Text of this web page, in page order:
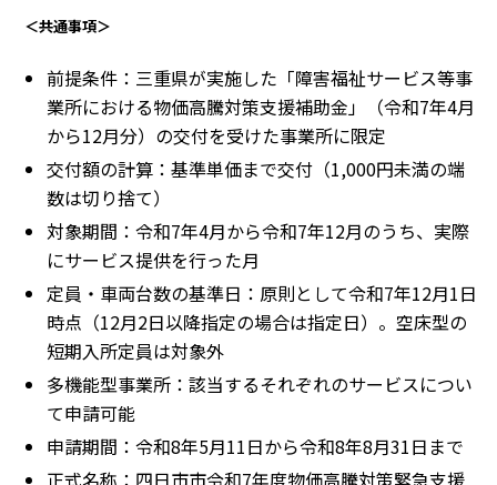
＜共通事項＞
前提条件：三重県が実施した「障害福祉サービス等事
業所における物価高騰対策支援補助金」（令和7年4月
から12月分）の交付を受けた事業所に限定
交付額の計算：基準単価まで交付（1,000円未満の端
数は切り捨て）
対象期間：令和7年4月から令和7年12月のうち、実際
にサービス提供を行った月
定員・車両台数の基準日：原則として令和7年12月1日
時点（12月2日以降指定の場合は指定日）。空床型の
短期入所定員は対象外
多機能型事業所：該当するそれぞれのサービスについ
て申請可能
申請期間：令和8年5月11日から令和8年8月31日まで
正式名称：四日市市令和7年度物価高騰対策緊急支援